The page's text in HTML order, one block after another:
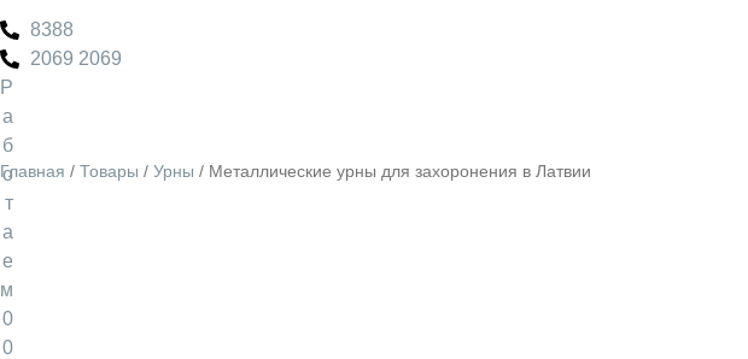
8388
2069 2069
Р
а
б
о
т
а
е
м
0
0
Главная / Товары / Урны / Металлические урны для захоронения в Латвии